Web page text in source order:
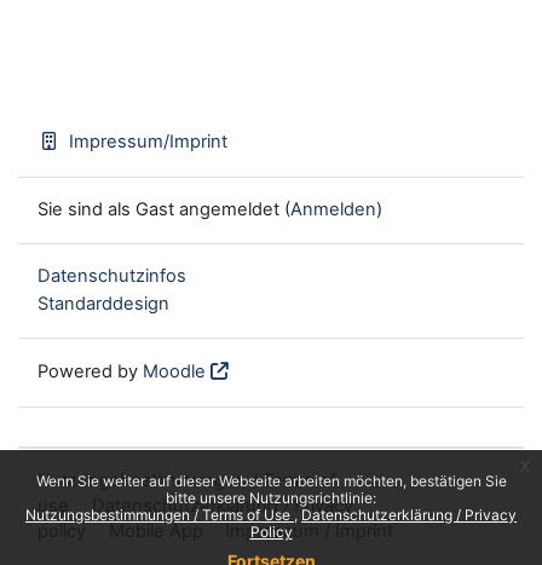
Wenn Sie weiter auf dieser Webseite arbeiten möchten, bestätigen Sie
bitte unsere Nutzungsrichtlinie:
Nutzungsbestimmungen / Terms of Use
Datenschutzerklärung / Privacy
Policy
Fortsetzen
Impressum/Imprint
Sie sind als Gast angemeldet (Anmelden)
Datenschutzinfos
Standarddesign
Powered by Moodle
Nutzungsbestimmungen / Terms of
use
Datenschutzerklärung / Privacy
policy
Mobile App Impressum / Imprint